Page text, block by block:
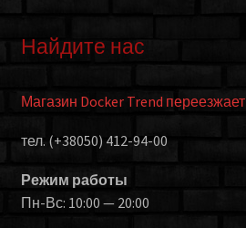
Найдите нас
Магазин Docker Trend переезжает
тел. (+38050) 412-94-00
Режим работы
Пн-Вс: 10:00 — 20:00